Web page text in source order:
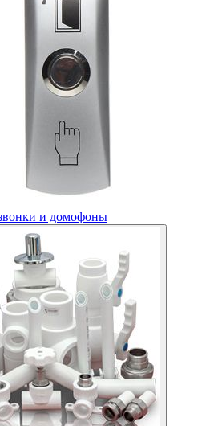
и домофоны